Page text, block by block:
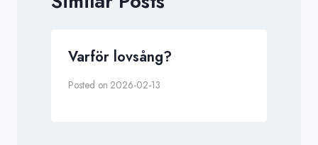
Varför lovsång?
Posted on 2026-02-13